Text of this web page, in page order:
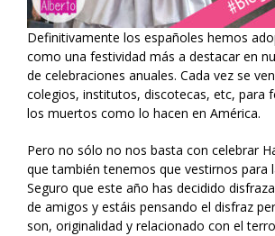
Definitivamente los españoles hemos
como una festividad más a destacar en
de celebraciones anuales. Cada vez se
colegios, institutos, discotecas, etc, para
los muertos como lo hacen en América.
Pero no sólo no nos basta con celebrar
que también tenemos que vestirnos para
Seguro que este año has decidido
de amigos y estáis pensando el disfraz
son, originalidad y relacionado con el